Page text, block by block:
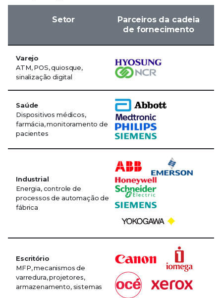
Setor
Parceiros da cadeia
de fornecimento
Varejo
ATM, POS, quiosque,
sinalização digital
Saúde
Dispositivos médicos,
farmácia, monitoramento de
pacientes
Industrial
Energia, controle de
processos de automação de
fábrica
Escritório
MFP, mecanismos de
varredura, projetores,
armazenamento, sistemas